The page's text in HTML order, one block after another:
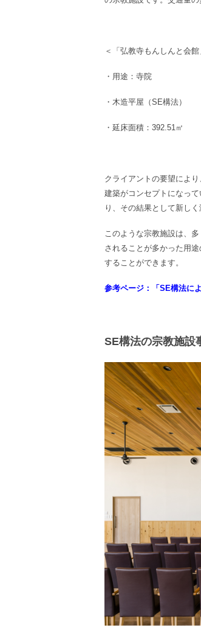
＜「 弘教寺もんしんと会館
・用途： 寺院
・木造平屋（SE構法）
・延床面積：392.51㎡
クライアントの要望によ
建築がコンセプトになっ
り、その結果として新し
このような宗教施設は、
されることが多かった用
することができます。
参考ページ：「SE構法に
SE構法の宗教施設